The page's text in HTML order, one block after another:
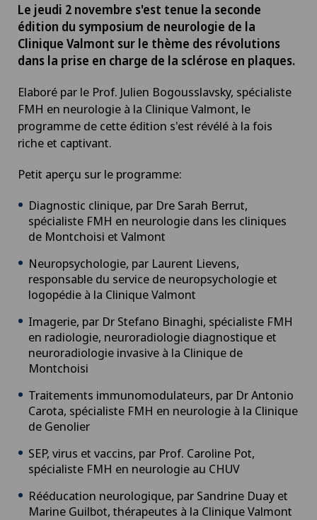
Le jeudi 2 novembre s'est tenue la seconde
édition du symposium de neurologie de la
Clinique Valmont sur le thème des révolutions
dans la prise en charge de la sclérose en plaques.
Elaboré par le Prof. Julien Bogousslavsky, spécialiste
FMH en neurologie à la Clinique Valmont, le
programme de cette édition s'est révélé à la fois
riche et captivant.
Petit aperçu sur le programme:
Diagnostic clinique, par Dre Sarah Berrut,
spécialiste FMH en neurologie dans les cliniques
de Montchoisi et Valmont
Neuropsychologie, par Laurent Lievens,
responsable du service de neuropsychologie et
logopédie à la Clinique Valmont
Imagerie, par Dr Stefano Binaghi, spécialiste FMH
en radiologie, neuroradiologie diagnostique et
neuroradiologie invasive à la Clinique de
Montchoisi
Traitements immunomodulateurs, par Dr Antonio
Carota, spécialiste FMH en neurologie à la Clinique
de Genolier
SEP, virus et vaccins, par Prof. Caroline Pot,
spécialiste FMH en neurologie au CHUV
Rééducation neurologique, par Sandrine Duay et
Marine Guilbot, thérapeutes à la Clinique Valmont